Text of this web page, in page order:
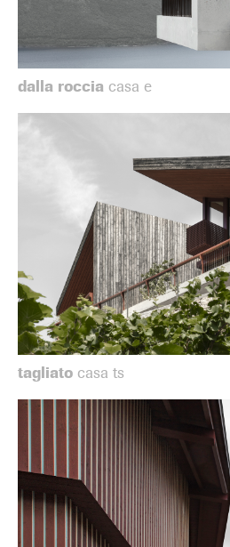
dalla roccia casa e
tagliato casa ts